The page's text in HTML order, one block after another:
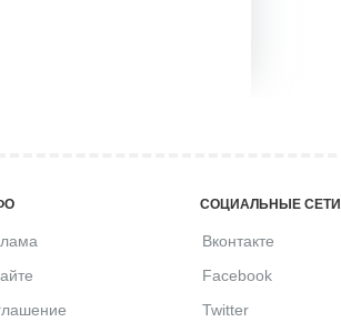
СОЦИАЛЬНЫЕ СЕТИ
Вконтакте
Facebook
Twitter